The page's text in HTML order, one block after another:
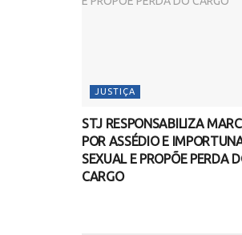
JUSTIÇA
STJ RESPONSABILIZA
POR ASSÉDIO E
SEXUAL E PROPÕE PERDA
CARGO